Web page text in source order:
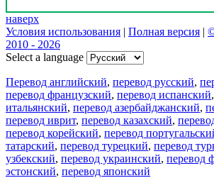
наверх
Условия использования | Полная версия |
2010 - 2026
Select a language
Перевод английский, перевод русский,
перевод французский, перевод испанский,
итальянский, перевод азербайджанский,
перевод иврит, перевод казахский,
перевод корейский, перевод
татарский, перевод турецкий, перевод
узбекский, перевод украинский, перевод
эстонский, перевод японский